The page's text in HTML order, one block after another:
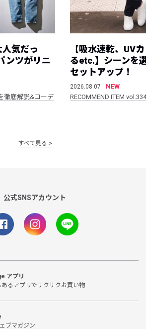
人気だっ
ンツがリニ
徹底解説&コーデ
【吸水速乾、UV
るetc.】シーンを
セットアップ！
2026.08.07
NEW
RECOMMEND ITEM vol.334
すべて見る
公式SNSアカウント
アプリ
あるアプリでサクサクお買い物
ブマガジン